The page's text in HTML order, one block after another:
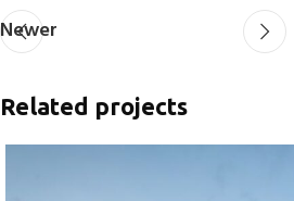
Newer
Related projects